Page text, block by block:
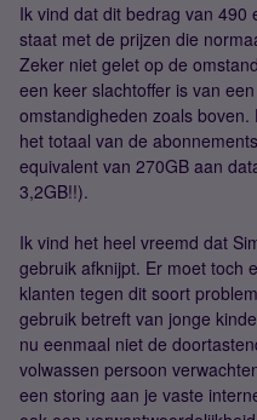
Ik vind dat dit bedrag van 490
staat met de prijzen die
Zeker niet gelet op de
een keer slachtoffer is van
omstandigheden zoals
het totaal van de
equivalent van 270GB aan
3,2GB!!).
Ik vind het heel vreemd dat
gebruik afknijpt. Er moet toch
klanten tegen dit soort
gebruik betreft van jonge
nu eenmaal niet de
volwassen persoon
een storing aan je vaste